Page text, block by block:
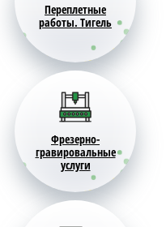
Переплетные
работы. Тигель
Фрезерно-
гравировальные
услуги